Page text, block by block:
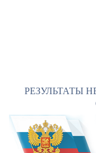
РЕЗУЛЬТАТЫ